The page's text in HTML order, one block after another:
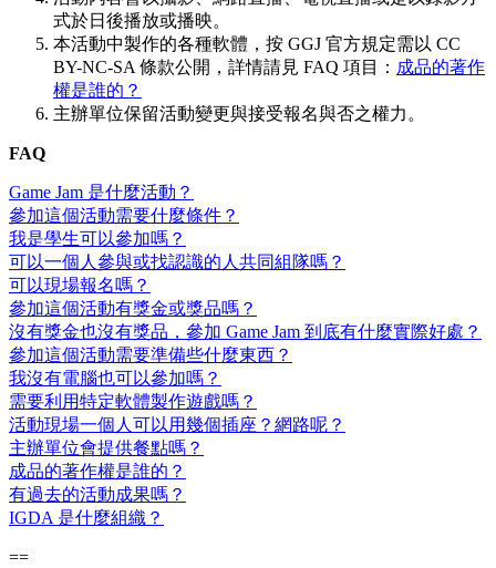
式於日後播放或播映。
本活動中製作的各種軟體，按 GGJ 官方規定需以 CC
BY-NC-SA 條款公開，詳情請見 FAQ 項目： 成品的著作
權是誰的？
主辦單位保留活動變更與接受報名與否之權力。
FAQ
Game Jam 是什麼活動？
參加這個活動需要什麼條件？
我是學生可以參加嗎？
可以一個人參與或找認識的人共同組隊嗎？
可以現場報名嗎？
參加這個活動有獎金或獎品嗎？
沒有獎金也沒有獎品，參加 Game Jam 到底有什麼實際好處？
參加這個活動需要準備些什麼東西？
我沒有電腦也可以參加嗎？
需要利用特定軟體製作遊戲嗎？
活動現場一個人可以用幾個插座？網路呢？
主辦單位會提供餐點嗎？
成品的著作權是誰的？
有過去的活動成果嗎？
IGDA 是什麼組織？
==